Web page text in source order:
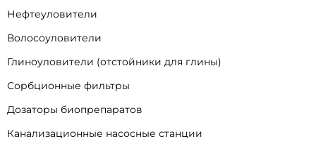
Нефтеуловители
Волосоуловители
Глиноуловители (отстойники для глины)
Сорбционные фильтры
Дозаторы биопрепаратов
Канализационные насосные станции